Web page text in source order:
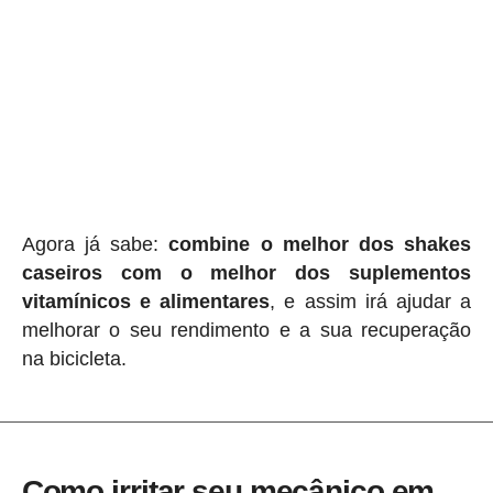
Agora já sabe:combine o melhor dos shakes
caseiros com o melhor dos suplementos
vitamínicos e alimentares, e assim irá ajudar a
melhorar o seu rendimento e a sua recuperação
na bicicleta.